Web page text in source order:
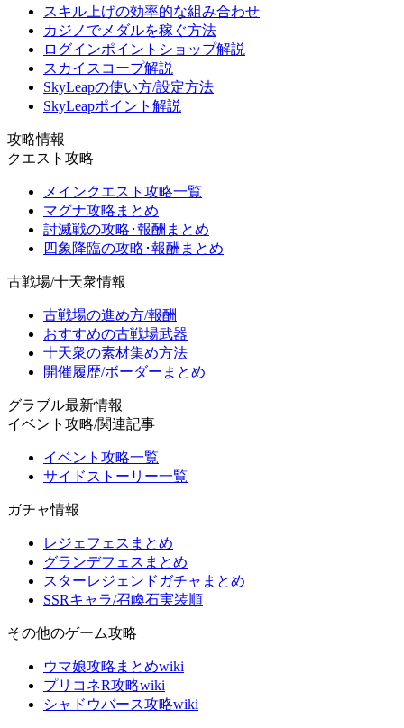
スキル上げの効率的な組み合わせ
カジノでメダルを稼ぐ方法
ログインポイントショップ解説
スカイスコープ解説
SkyLeapの使い方/設定方法
SkyLeapポイント解説
攻略情報
クエスト攻略
メインクエスト攻略一覧
マグナ攻略まとめ
討滅戦の攻略･報酬まとめ
四象降臨の攻略･報酬まとめ
古戦場/十天衆情報
古戦場の進め方/報酬
おすすめの古戦場武器
十天衆の素材集め方法
開催履歴/ボーダーまとめ
グラブル最新情報
イベント攻略/関連記事
イベント攻略一覧
サイドストーリー一覧
ガチャ情報
レジェフェスまとめ
グランデフェスまとめ
スターレジェンドガチャまとめ
SSRキャラ/召喚石実装順
その他のゲーム攻略
ウマ娘攻略まとめwiki
プリコネR攻略wiki
シャドウバース攻略wiki